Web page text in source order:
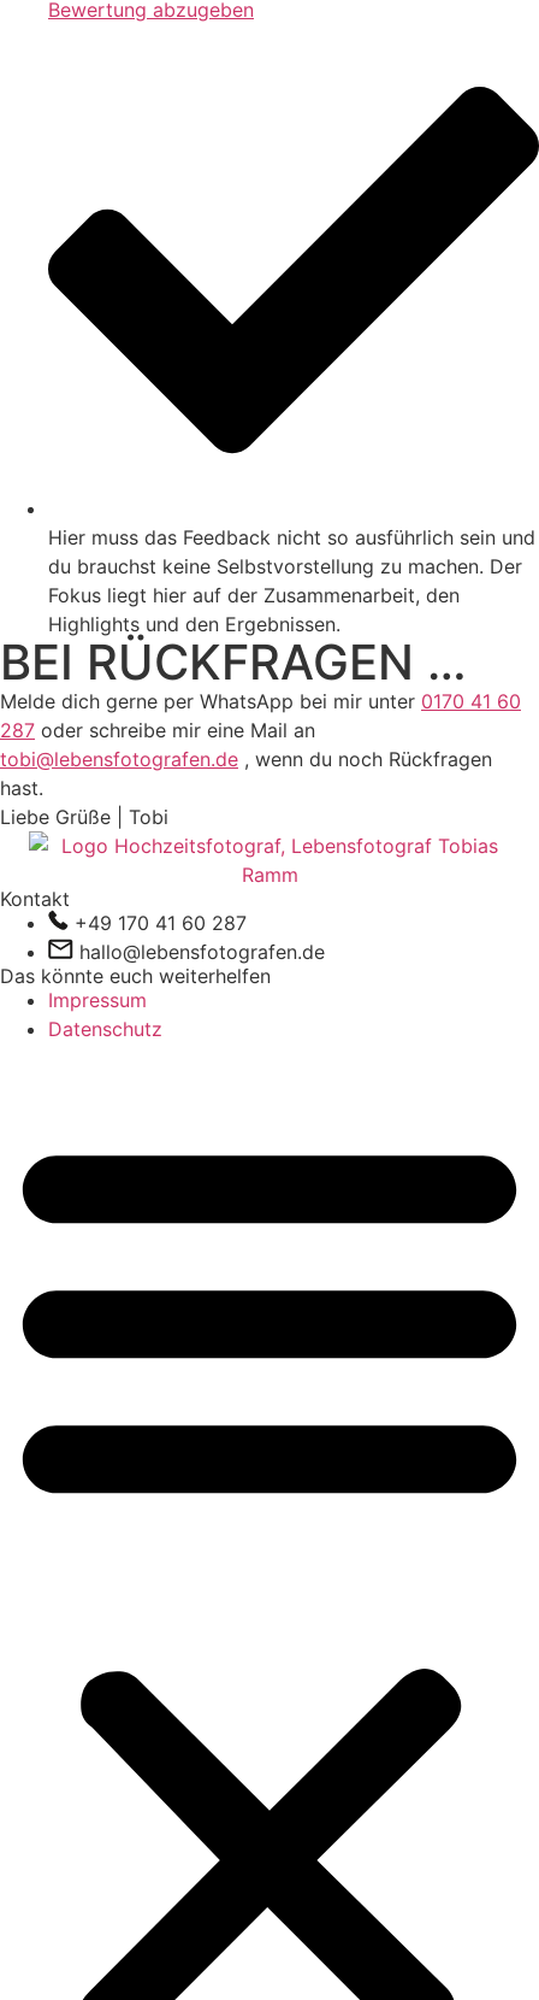
Bewertung abzugeben
Hier muss das Feedback nicht so ausführlich sein und
du brauchst keine Selbstvorstellung zu machen. Der
Fokus liegt hier auf der Zusammenarbeit, den
Highlights und den Ergebnissen.
BEI RÜCKFRAGEN …
Melde dich gerne per WhatsApp bei mir unter 0170 41 60
287 oder schreibe mir eine Mail an
tobi@lebensfotografen.de , wenn du noch Rückfragen
hast.
Liebe Grüße | Tobi
Kontakt
+49 170 41 60 287
hallo@lebensfotografen.de
Das könnte euch weiterhelfen
Impressum
Datenschutz